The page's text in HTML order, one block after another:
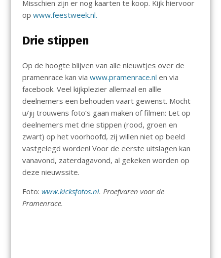
Misschien zijn er nog kaarten te koop. Kijk hiervoor
op www.feestweek.nl.
Drie stippen
Op de hoogte blijven van alle nieuwtjes over de
pramenrace kan via www.pramenrace.nl en via
facebook. Veel kijkplezier allemaal en allle
deelnemers een behouden vaart gewenst. Mocht
u/jij trouwens foto’s gaan maken of filmen: Let op
deelnemers met drie stippen (rood, groen en
zwart) op het voorhoofd, zij willen niet op beeld
vastgelegd worden! Voor de eerste uitslagen kan
vanavond, zaterdagavond, al gekeken worden op
deze nieuwssite.
Foto: www.kicksfotos.nl. Proefvaren voor de
Pramenrace.